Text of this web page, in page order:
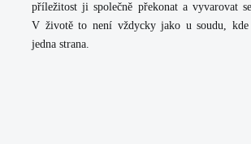
příležitost ji společně překonat a vyvarovat
V životě to není vždycky jako u soudu,
jedna strana.